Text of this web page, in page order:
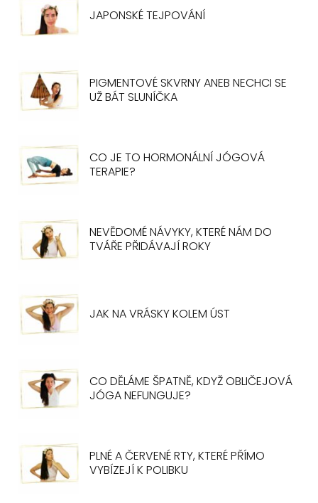
JAPONSKÉ TEJPOVÁNÍ
PIGMENTOVÉ SKVRNY ANEB NECHCI SE
UŽ BÁT SLUNÍČKA
CO JE TO HORMONÁLNÍ JÓGOVÁ
TERAPIE?
NEVĚDOMÉ NÁVYKY, KTERÉ NÁM DO
TVÁŘE PŘIDÁVAJÍ ROKY
JAK NA VRÁSKY KOLEM ÚST
CO DĚLÁME ŠPATNĚ, KDYŽ OBLIČEJOVÁ
JÓGA NEFUNGUJE?
PLNÉ A ČERVENÉ RTY, KTERÉ PŘÍMO
VYBÍZEJÍ K POLIBKU